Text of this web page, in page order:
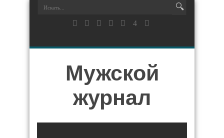
Мужской
журнал